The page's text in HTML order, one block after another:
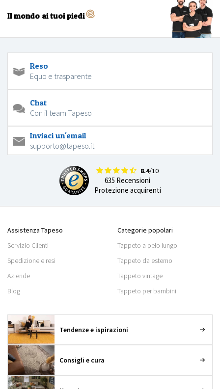
Il mondo ai tuoi piedi
Reso
Equo e trasparente
Chat
Con il team Tapeso
Inviaci un'email
supporto@tapeso.it
8.4/10
635 Recensioni
Protezione acquirenti
Assistenza Tapeso
Servizio Clienti
Spedizione e resi
Aziende
Blog
Categorie popolari
Tappeto a pelo lungo
Tappeto da esterno
Tappeto vintage
Tappeto per bambini
Tendenze e ispirazioni
Consigli e cura